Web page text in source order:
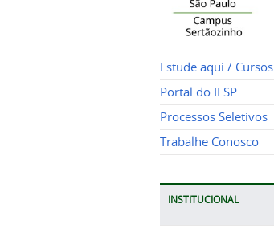
Estude aqui / Cursos
Portal do IFSP
Processos Seletivos
Trabalhe Conosco
INSTITUCIONAL